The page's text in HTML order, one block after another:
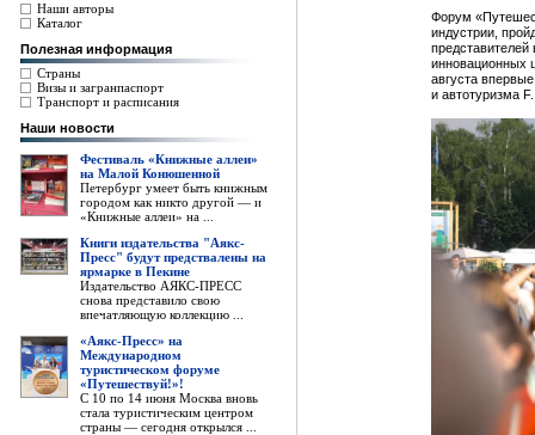
Наши авторы
Каталог
Полезная информация
Страны
Визы и загранпаспорт
Транспорт и расписания
Наши новости
Фестиваль «Книжные аллеи»
на Малой Конюшенной
Петербург умеет быть книжным
городом как никто другой — и
«Книжные аллеи» на ...
Книги издательства "Аякс-
Пресс" будут предствалены на
ярмарке в Пекине
Издательство АЯКС-ПРЕСС
снова представило свою
впечатляющую коллекцию ...
«Аякс-Пресс» на
Международном
туристическом форуме
«Путешествуй!»!
С 10 по 14 июня Москва вновь
стала туристическим центром
страны — сегодня открылся ...
Форум
индустрии,
представителей
инновационных
августа
и автотуризма